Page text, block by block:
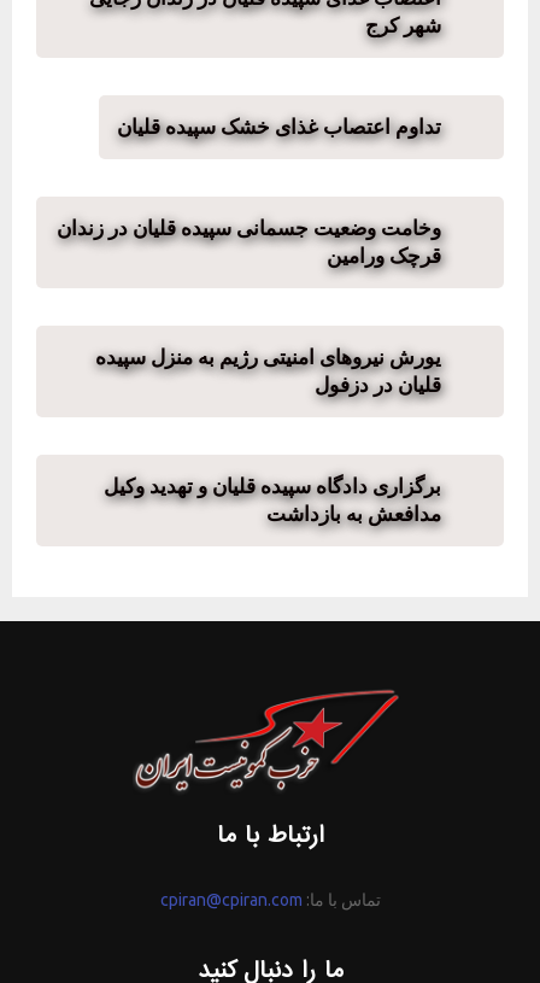
شهر کرج
تداوم اعتصاب غذای خشک سپیده قلیان
وخامت وضعیت جسمانی سپیده قلیان در زندان
قرچک ورامین
یورش نیروهای امنیتی رژیم به منزل سپیده
قلیان در دزفول
برگزاری دادگاه سپیده قلیان و تهدید وکیل
مدافعش به بازداشت
ارتباط با ما
تماس با ما: cpiran@cpiran.com
ما را دنبال کنید